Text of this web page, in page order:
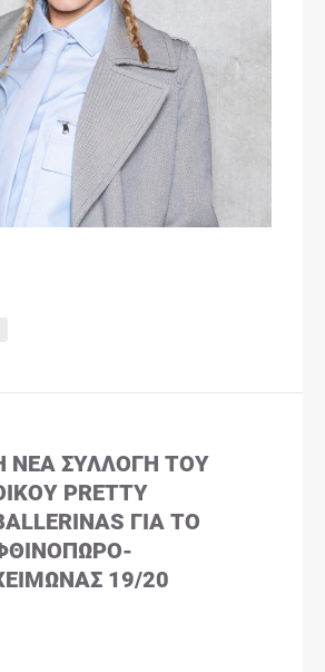
ΝΈΑ ΣΥΛΛΟΓΉ ΤΟΥ
PRETTY
ΓΙΑ ΤΟ
19/20